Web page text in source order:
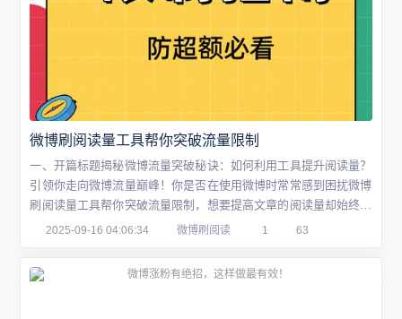
微博刷阅读量工具帮你突破流量限制
一、开篇标题揭秘微博流量突破秘诀：如何利用工具提升阅读量？
引领你走向微博流量巅峰！你是否在使用微博时常常感到困扰微博
刷阅读量工具帮你突破流量限制，想要提高文章的阅读量却始终无
法实现？本文将带你探讨如何巧妙利用工具来突破微博流量限制，
让你的内容在众多用户中脱颖而出。下面微博刷阅读量工具帮你突
破流量限制我们就来详细解读这个问题。二、正文内容问答式深度
解析揭秘微博流量突破秘诀：如何利用工具提...
2025-09-16 04:06:34 微博刷阅读 1 63